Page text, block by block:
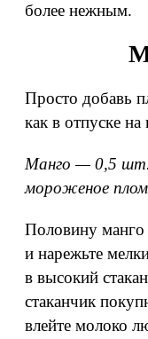
более нежным.
Просто добавь
как в отпуске на
Манго — 0,5
мороженое
Половину манго
и нарежьте
в высокий
стаканчик
влейте молоко